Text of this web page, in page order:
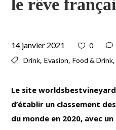
le rêve
14 janvier 2021 0
Drink,Evasion,Food & Drink
Le site
d’établir un classement
du monde en 2020, avec